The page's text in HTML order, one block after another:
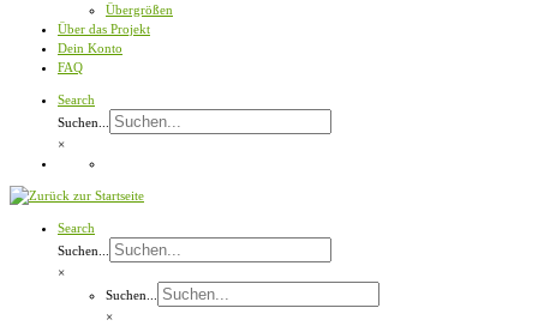
Übergrößen
Über das Projekt
Dein Konto
FAQ
Search
Suchen...
×
Search
Suchen...
×
Suchen...
×